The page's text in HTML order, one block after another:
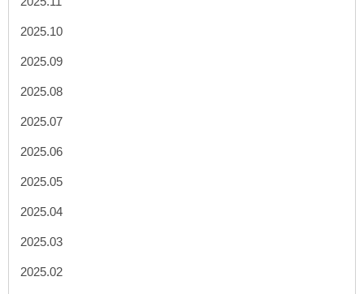
2025.10
2025.09
2025.08
2025.07
2025.06
2025.05
2025.04
2025.03
2025.02